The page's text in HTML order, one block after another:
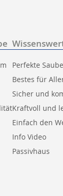
Perfekte
Bestes für
Sicher und
Kraftvoll und
Einfach den
Info Video
Passivhaus